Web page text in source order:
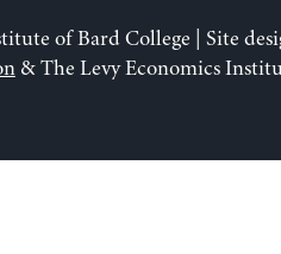
of Bard College | Site
& The Levy Economics